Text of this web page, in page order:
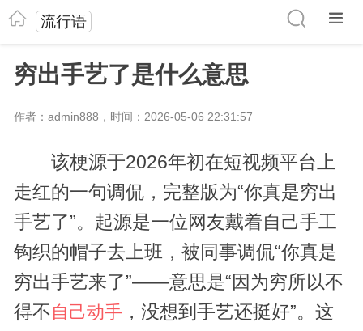
流行语
穷出手艺了是什么意思
作者：admin888，时间：2026-05-06 22:31:57
该梗源于2026年初在短视频平台上
走红的一句调侃，完整版为“你真是穷出
手艺了”。起源是一位网友戴着自己手工
钩织的帽子去上班，被同事调侃“你真是
穷出手艺来了”——意思是“因为穷所以不
得不自己动手 ，没想到手艺还挺好”。这